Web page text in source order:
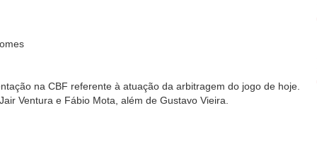
na CBF referente à atuação da arbitragem do jogo de hoje.
Ventura e Fábio Mota, além de Gustavo Vieira.